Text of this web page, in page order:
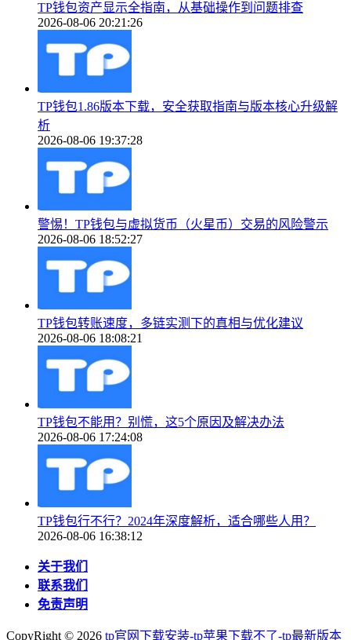
TP钱包资产显示全指南，从基础操作到问题排查
2026-08-06 20:21:26
TP钱包1.86版本下载，安全获取指南与版本核心升级解
析
2026-08-06 19:37:28
警惕！TP钱包与虚拟货币（火星币）交易的风险警示
2026-08-06 18:52:27
TP钱包转账速度，多链实测下的真相与优化建议
2026-08-06 18:08:21
TP钱包不能用？别慌，这5个原因及解决办法
2026-08-06 17:24:08
TP钱包行不行？2024年深度解析，适合哪些人用？
2026-08-06 16:38:12
关于我们
联系我们
免责声明
CopyRight © 2026 tp官网下载安装-tp苹果下载不了-tp最新版本